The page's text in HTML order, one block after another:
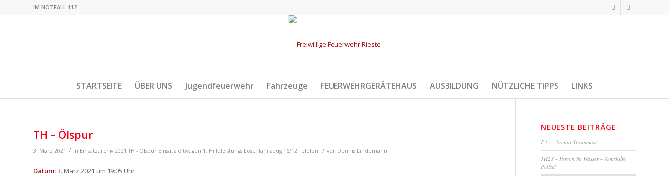
IM NOTFALL 112
STARTSEITE ÜBER UNS Jugendfeuerwehr Fahrzeuge FEUERWEHRGERÄTEHAUS AUSBILDUNG NÜTZLICHE TIPPS LINKS
TH – Ölspur
3. März 2021 / in Einsatzarchiv 2021 TH - Ölspur Einsatzleitwagen 1, Hilfeleistungs Löschfahrzeug 16/12 Telefon / von Dennis Lindemann
Datum:3. März 2021 um 19:05 Uhr
NEUESTE BEITRÄGE
F3+ – brennt Strommast
TH2Y – Person im Wasser – Amtshilfe
Polizei